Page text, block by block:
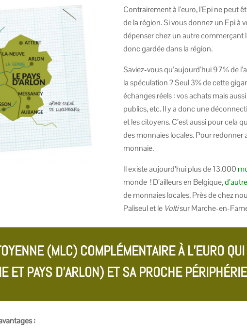
Contrairement à l’euro, l’Epi ne peut
de la région. Si vous donnez un Epi à
dépenser chez un autre commerçant
donc gardée dans la région.
Saviez-vous qu’aujourd’hui 97% de
la spéculation ? Seul 3% de cette
échanges réels : vos achats mais
publics, etc. Il y a donc une
et les citoyens. C’est aussi pour cela
des monnaies locales. Pour
monnaie.
Il existe aujourd’hui plus de 13.000
monde ! D’ailleurs en Belgique,
de monnaies locales. Près de chez
Paliseul et le Voltisur Marche-en-
(MLC) COMPLÉMENTAIRE À L’EURO
ET PAYS D’ARLON) ET SA PROCHE
: